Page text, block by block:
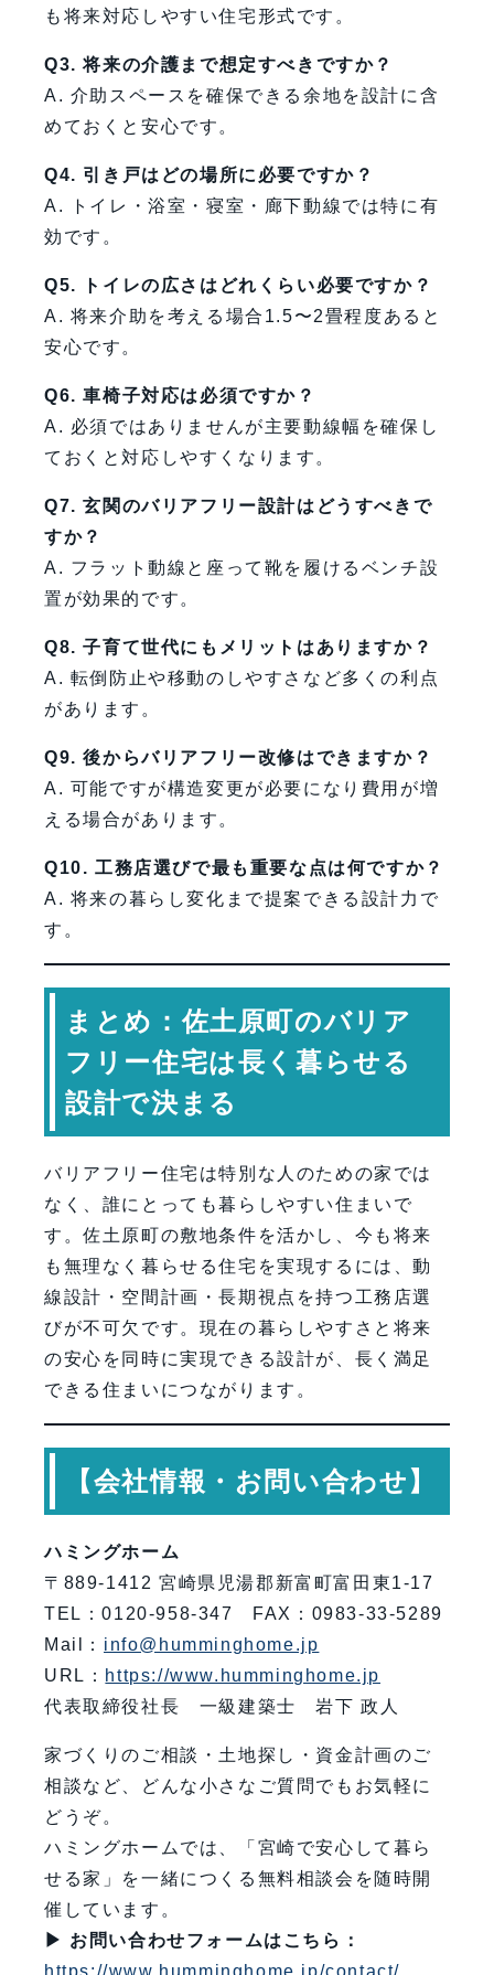
も将来対応しやすい住宅形式です。
Q3. 将来の介護まで想定すべきですか？
A. 介助スペースを確保できる余地を設計に含
めておくと安心です。
Q4. 引き戸はどの場所に必要ですか？
A. トイレ・浴室・寝室・廊下動線では特に有
効です。
Q5. トイレの広さはどれくらい必要ですか？
A. 将来介助を考える場合1.5〜2畳程度あると
安心です。
Q6. 車椅子対応は必須ですか？
A. 必須ではありませんが主要動線幅を確保し
ておくと対応しやすくなります。
Q7. 玄関のバリアフリー設計はどうすべきで
すか？
A. フラット動線と座って靴を履けるベンチ設
置が効果的です。
Q8. 子育て世代にもメリットはありますか？
A. 転倒防止や移動のしやすさなど多くの利点
があります。
Q9. 後からバリアフリー改修はできますか？
A. 可能ですが構造変更が必要になり費用が増
える場合があります。
Q10. 工務店選びで最も重要な点は何ですか？
A. 将来の暮らし変化まで提案できる設計力で
す。
まとめ：佐土原町のバリア
フリー住宅は長く暮らせる
設計で決まる
バリアフリー住宅は特別な人のための家では
なく、誰にとっても暮らしやすい住まいで
す。佐土原町の敷地条件を活かし、今も将来
も無理なく暮らせる住宅を実現するには、動
線設計・空間計画・長期視点を持つ工務店選
びが不可欠です。現在の暮らしやすさと将来
の安心を同時に実現できる設計が、長く満足
できる住まいにつながります。
【会社情報・お問い合わせ】
ハミングホーム
〒889-1412 宮崎県児湯郡新富町富田東1-17
TEL：0120-958-347 FAX：0983-33-5289
Mail： info@humminghome.jp
URL： https://www.humminghome.jp
代表取締役社長 一級建築士 岩下 政人
家づくりのご相談・土地探し・資金計画のご
相談など、どんな小さなご質問でもお気軽に
どうぞ。
ハミングホームでは、「宮崎で安心して暮ら
せる家」を一緒につくる無料相談会を随時開
催しています。
▶ お問い合わせフォームはこちら：
https://www.humminghome.jp/contact/